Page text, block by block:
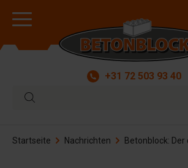
+31 72 503 93 40
Startseite Nachrichten Betonblock: Der echte Erfinder